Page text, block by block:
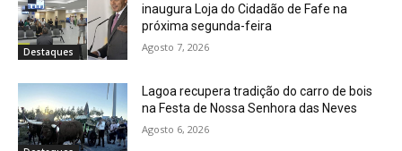
Destaques
inaugura Loja do Cidadão de Fafe na
próxima segunda-feira
Agosto 7, 2026
Lagoa recupera tradição do carro de bois
na Festa de Nossa Senhora das Neves
Agosto 6, 2026